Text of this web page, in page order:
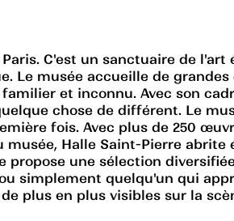
C'est un sanctuaire de
Le musée accueille de
et inconnu. Avec son
chose de différent. Le
fois. Avec plus de 250
Halle Saint-Pierre
une sélection
simplement quelqu'un qui
plus en plus visibles sur la